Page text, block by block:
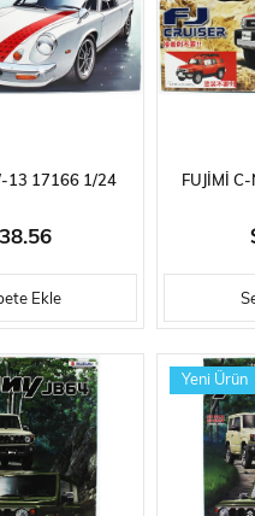
13 17166 1/24
EUROPE
OTOMOBIL
MODEL KITI
Ekle
FUJIMI
1/24
PACKAGE
Yeni Ürün